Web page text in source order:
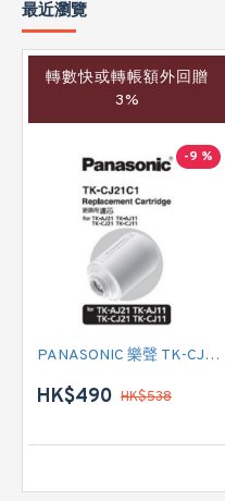
最近瀏覽
轉數快或轉帳額外回贈
3%
-9 %
PANASONIC 樂聲 TK-CJ21C1 濾芯
HK$490 HK$538